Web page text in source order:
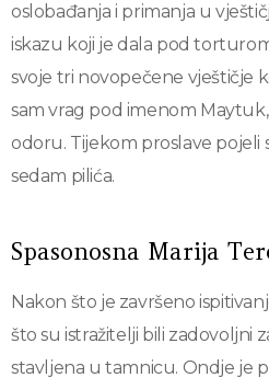
oslobađanja i primanja u
iskazu koji je dala pod
svoje tri novopečene vještičje
sam vrag pod imenom
odoru. Tijekom proslave pojeli
sedam pilića.
Spasonosna Marija
Nakon što je završeno
što su istražitelji bili zadovoljni
stavljena u tamnicu. Ondje je